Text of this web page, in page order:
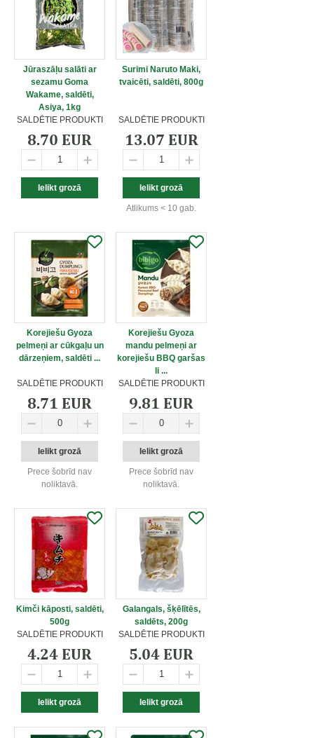
Jūraszāļu salāti ar
sezamu Goma
Wakame, saldēti,
Asiya, 1kg
SALDĒTIE PRODUKTI
8.70 EUR
Surimi Naruto Maki,
tvaicēti, saldēti, 800g
SALDĒTIE PRODUKTI
13.07 EUR
Atlikums < 10 gab.
Korejiešu Gyoza
pelmeņi ar cūkgaļu un
dārzeņiem, saldēti ...
SALDĒTIE PRODUKTI
8.71 EUR
Prece šobrīd nav
noliktavā.
Korejiešu Gyoza
mandu pelmeņi ar
korejiešu BBQ garšas
li ...
SALDĒTIE PRODUKTI
9.81 EUR
Prece šobrīd nav
noliktavā.
Kimči kāposti, saldēti,
500g
SALDĒTIE PRODUKTI
4.24 EUR
Galangals, šķēlītēs,
saldēts, 200g
SALDĒTIE PRODUKTI
5.04 EUR